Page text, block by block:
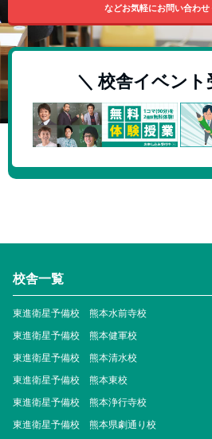
などお気軽にお問い合わせ
＼ 校舎イベント
校舎一覧
東進衛星予備校 熊本水前寺校
東進衛星予備校 熊本健軍校
東進衛星予備校 熊本清水校
東進衛星予備校 熊本東校
東進衛星予備校 熊本浄行寺校
東進衛星予備校 熊本県劇通り校